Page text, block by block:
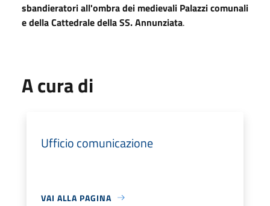
sbandieratori all'ombra dei medievali Palazzi comunali
e della Cattedrale della SS. Annunziata.
A cura di
Ufficio comunicazione
VAI ALLA PAGINA